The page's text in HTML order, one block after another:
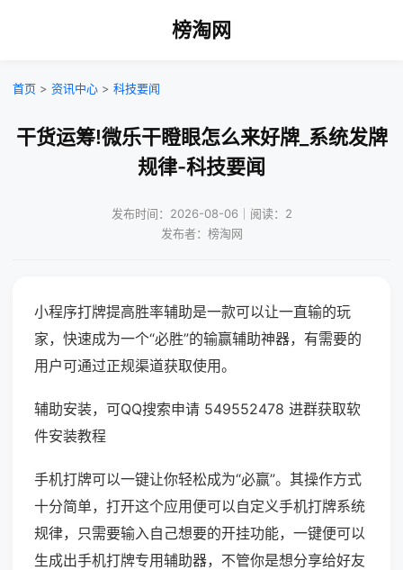
榜淘网
首页 > 资讯中心 > 科技要闻
干货运筹!微乐干瞪眼怎么来好牌_系统发牌
规律-科技要闻
发布时间：2026-08-06｜阅读：2
发布者：榜淘网
小程序打牌提高胜率辅助是一款可以让一直输的玩
家，快速成为一个“必胜”的输赢辅助神器，有需要的
用户可通过正规渠道获取使用。
辅助安装，可QQ搜索申请 549552478 进群获取软
件安装教程
手机打牌可以一键让你轻松成为“必赢”。其操作方式
十分简单，打开这个应用便可以自定义手机打牌系统
规律，只需要输入自己想要的开挂功能，一键便可以
生成出手机打牌专用辅助器，不管你是想分享给好友